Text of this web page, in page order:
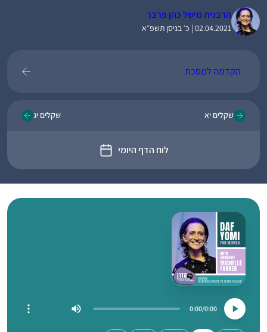
הרבנית מישל כהן פרבר
02.04.2021 | כ׳ בניסן תשפ״א
הקדמה למסכת
שקלים יא
לוח הדף היומי
שקלים יג
0:00
0:00